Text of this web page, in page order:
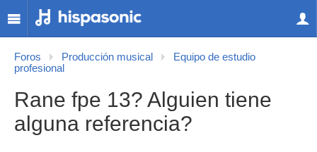
Foros Producción musical
Equipo de estudio
profesional
Rane fpe 13? Alguien tiene
alguna referencia?